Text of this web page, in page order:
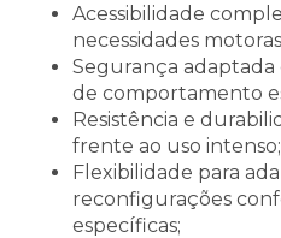
Acessibilidade
necessidades
Segurança
de comportamento
Resistência e
frente ao uso intenso;
Flexibilidade para
reconfigurações
específicas;